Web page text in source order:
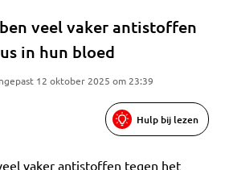
veel vaker antistoffen
in hun bloed
12 oktober 2025 om 23:39
Hulp bij lezen
vaker antistoffen tegen het